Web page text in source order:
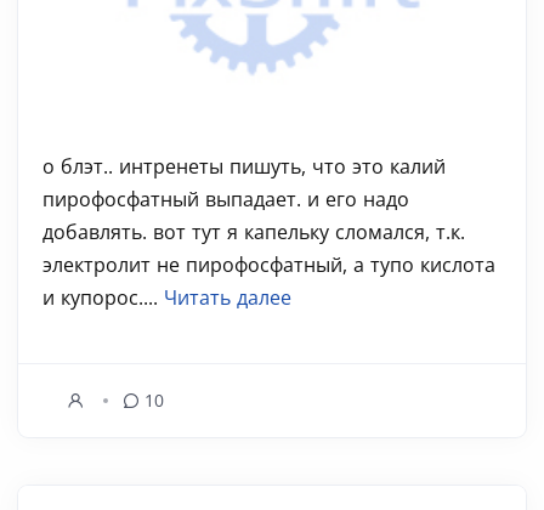
о блэт.. интренеты пишуть, что это калий
пирофосфатный выпадает. и его надо
добавлять. вот тут я капельку сломался, т.к.
электролит не пирофосфатный, а тупо кислота
и купорос.... Читать далее
10